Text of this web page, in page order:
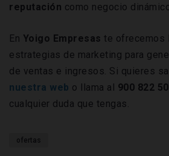
reputación como negocio
En Yoigo Empresas te ofrecemos
estrategias de marketing para
de ventas e ingresos. Si quieres
nuestra web o llama al 900 822
cualquier duda que tengas.
ofertas